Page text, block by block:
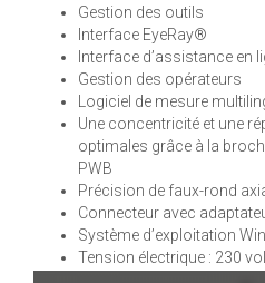
Gestion des outils
Interface EyeRay®
Interface d’assistance en
Gestion des opérateurs
Logiciel de mesure
Une concentricité et une
optimales grâce à la
PWB
Précision de faux-rond
Connecteur avec
Système d’exploitation
Tension électrique : 230